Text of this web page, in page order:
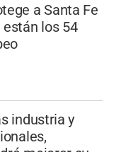
a Santa Fe
están los 54
industria y